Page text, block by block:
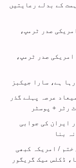
کے بدلے رعایتیں
صدر ٹرمپ،
صدر ٹرمپ،
ہے، سارا جیکبز
عرصہ پہلے گذر
رٹر + پوسٹر
ایران کی جوابی
بنا
/ امریکہ کبھی
ڈکلس میک گریگور